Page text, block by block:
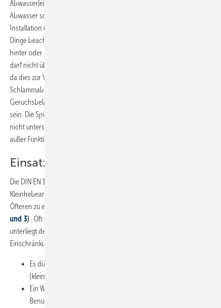
Abwasserleitung
Abwasser sowie Grauwasser. Aufgrund ihrer Verwendung müssen bei
Installation und Nutzung dieser Hebeanlagen jedoch einige wichtige
Dinge beachtet werden: Beispielsweise müssen die Anlagen direkt
hinter oder neben dem WC montiert werden. Der Zulauf aus dem WC
darf nicht über eine längere Strecke zur ­Hebeanlage geführt werden,
da dies zur Versottung der Anlage führen kann.
Schlammablagerungen im Behälter, verbunden mit
Geruchsbelästigung bis hin zum Motorschaden, können die Folgen
sein. Die Spülwassermenge der Toilette sollte sechs bis neun Liter
nicht unterschreiten. Eine im Spülkasten vorhandene Spartaste sollte
außer Funktion gesetzt werden.
Einsatz innerhalb definierter Grenzen
Die DIN EN 12050-3 schränkt die zulässige Verwendung von
Kleinhebeanlagen in der Praxis streng ein, so kommt es hier des
Öfteren zu einem falsch verwendeten oder montierten Gerät
und 3) . Oft werden Geräte dabei stark überfordert. Gemäß der Norm
unterliegt der Einbau von Kleinhebeanlagen folgenden
Einschränkungen:
Es dürfen nur wenige Benutzer auf das Gerät angewiesen sein
(kleiner Benutzerkreis).
Ein WC oberhalb der Rückstauebene muss diesem
Benutzerkreis verfügbar sein.